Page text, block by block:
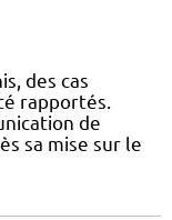
des cas
rapportés.
de
sa mise sur le